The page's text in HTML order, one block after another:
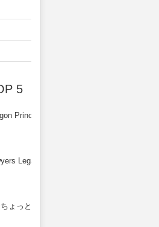
5
Princess
Legacy
ょっとだけホラー〜